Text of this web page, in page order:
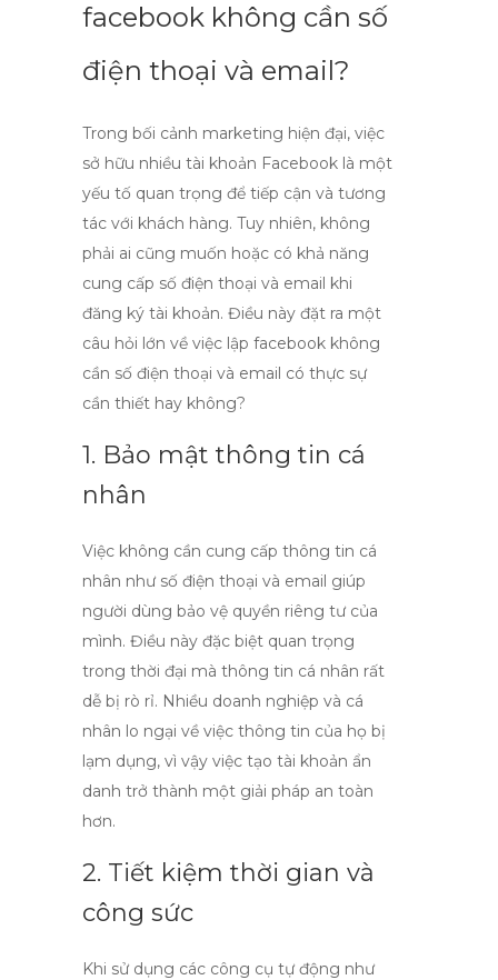
facebook không cần số
điện thoại và email?
Trong bối cảnh marketing hiện đại, việc
sở hữu nhiều tài khoản Facebook là một
yếu tố quan trọng để tiếp cận và tương
tác với khách hàng. Tuy nhiên, không
phải ai cũng muốn hoặc có khả năng
cung cấp số điện thoại và email khi
đăng ký tài khoản. Điều này đặt ra một
câu hỏi lớn về việc lập facebook không
cần số điện thoại và email có thực sự
cần thiết hay không?
1. Bảo mật thông tin cá
nhân
Việc không cần cung cấp thông tin cá
nhân như số điện thoại và email giúp
người dùng bảo vệ quyền riêng tư của
mình. Điều này đặc biệt quan trọng
trong thời đại mà thông tin cá nhân rất
dễ bị rò rỉ. Nhiều doanh nghiệp và cá
nhân lo ngại về việc thông tin của họ bị
lạm dụng, vì vậy việc tạo tài khoản ẩn
danh trở thành một giải pháp an toàn
hơn.
2. Tiết kiệm thời gian và
công sức
Khi sử dụng các công cụ tự động như